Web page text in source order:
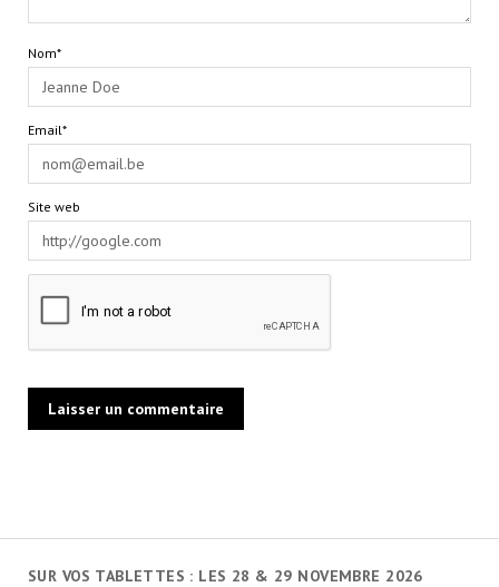
SUR VOS TABLETTES : LES 28 & 29 NOVEMBRE 2026
Nom*
Email*
Site web